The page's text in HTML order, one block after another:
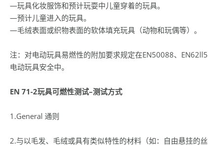
—玩具化妆服饰和预计玩耍中儿童穿着的玩具。
—预计儿童进入的玩具。
—毛绒表面或织物表面的软体填充玩具（动物和玩偶等）。
注：对电动玩具易燃性的附加要求规定在EN50088、EN62ll5
电动玩具安全中。
EN 71-2玩具可燃性测试–测试方式
1.General 通则
2.与以毛发、毛绒或具有类似特性的材料（如：自由悬挂的丝